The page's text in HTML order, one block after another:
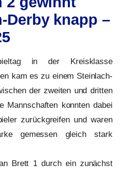
Derby knapp –
in der Kreisklasse
kam es zu einem Steinlach-
der zweiten und dritten
Mannschaften konnten dabei
zurückgreifen und waren
gemessen gleich stark
Brett 1 durch ein zunächst